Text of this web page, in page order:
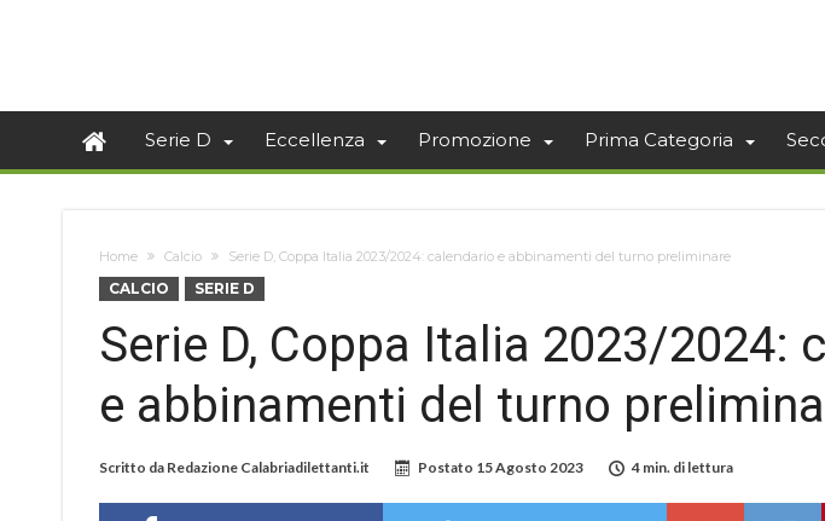
Serie D Eccellenza Promozione Prima Categoria
Home Calcio Serie D, Coppa Italia 2023/2024: calendario e abbinamenti del turno preliminare
CALCIO SERIE D
Serie D, Coppa Italia 2023/2024:
e abbinamenti del turno
Scritto da Redazione Calabriadilettanti.it Postato 15 Agosto 2023 4 min. di lettura